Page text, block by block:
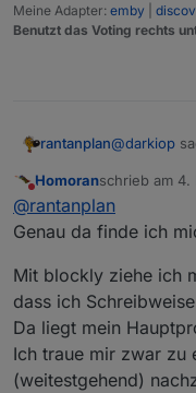
Meine Adapter: emby
Benutzt das Voting rechts
rantanplan@darkiop
Ja die
Aber
der ein
es für
Blockly
Aus
Da sollte
Den Spruch
finde ich
Blockly
mit dem
Nicht stören
Homoranschrieb am 4.
zuletzt editiert
@rantanplan
Genau da finde ich
Mit blockly ziehe ich
dass ich
Da liegt mein
Ich traue mir zwar zu
(weitestgehend)